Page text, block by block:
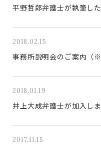
平野哲郎弁護士が執筆し
2018.02.15
事務所説明会のご案内（※
2018.01.19
井上大成弁護士が加入し
2017.11.15